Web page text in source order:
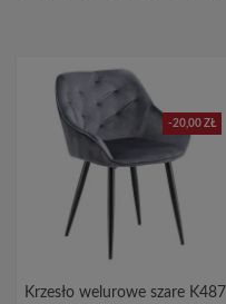
-20,00 ZŁ
Krzesło welurowe szare K487